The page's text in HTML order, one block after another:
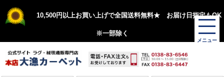
10,500円以上お買い上げで全国送料無料★ お届け日指定もOK
※一部除く